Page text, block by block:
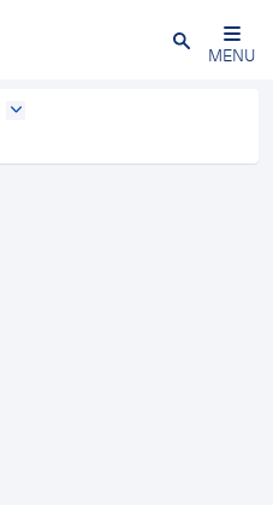
Schließen
MENU